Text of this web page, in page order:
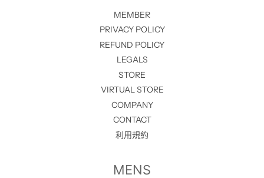
MEMBER
PRIVACY POLICY
REFUND POLICY
LEGALS
STORE
VIRTUAL STORE
COMPANY
CONTACT
利用規約
MENS